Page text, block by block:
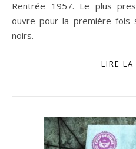
Rentrée 1957. Le plus prestigieux lycée de l'Arkansas
ouvre pour la première
noirs.
LIRE LA